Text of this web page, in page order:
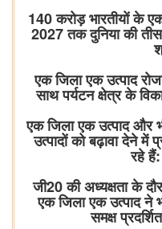
140 करोड़ भारतीयों के
2027 तक दुनिया की
एक जिला एक उत्पाद
साथ पर्यटन क्षेत्र के
एक जिला एक उत्पाद और
उत्पादों को बढ़ावा देने
रहे
जी20 की अध्‍यक्षता के
एक जिला एक उत्पाद ने
समक्ष